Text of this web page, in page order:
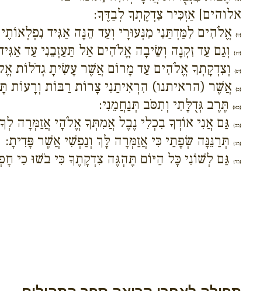
אלוהים] אַזְכִּיר צִדְקָתְךָ לְבַדֶּךָ:
{יז} אֱלֹהִים לִמַּדְתַּנִי מִנְּעוּרָי וְעַד הֵנָּה אַגִּיד
{יח} וְגַם עַד זִקְנָה וְשֵׂיבָה אֱלֹהִים אַל תַּעַזְבֵנִי עַד
{יט} וְצִדְקָתְךָ אֱלֹהִים עַד מָרוֹם אֲשֶׁר עָשִׂיתָ גְדֹלוֹת
{כ} אֲשֶׁר (הראיתנו) הִרְאִיתַנִי צָרוֹת רַבּוֹת וְרָעוֹת
{כא} תֶּרֶב גְּדֻלָּתִי וְתִסֹּב תְּנַחֲמֵנִי:
{כב} גַּם אֲנִי אוֹדְךָ בִכְלִי נֶבֶל אֲמִתְּךָ אֱלֹהָי אֲזַמְּרָה
{כג} תְּרַנֵּנָּה שְׂפָתַי כִּי אֲזַמְּרָה לָּךְ וְנַפְשִׁי אֲשֶׁר פָּדִיתָ:
{כד} גַּם לְשׁוֹנִי כָּל הַיּוֹם תֶּהְגֶּה צִדְקָתֶךָ כִּי בֹשׁוּ כִי